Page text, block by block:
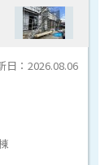
日：2026.08.06